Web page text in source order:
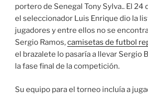
portero de Senegal Tony Sylva.. El 24
el seleccionador Luis Enrique dio la
jugadores y entre ellos no se
Sergio Ramos,camisetas de futbol
el brazalete lo pasaría a llevar Sergio
la fase final de la competición.
Su equipo para el torneo incluía a